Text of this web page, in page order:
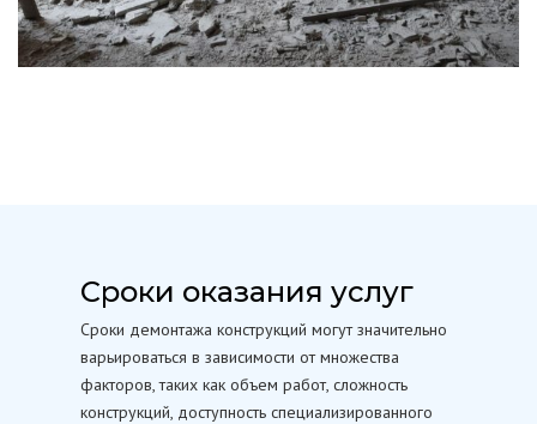
Сроки оказания услуг
Сроки демонтажа конструкций могут значительно
варьироваться в зависимости от множества
факторов, таких как объем работ, сложность
конструкций, доступность специализированного